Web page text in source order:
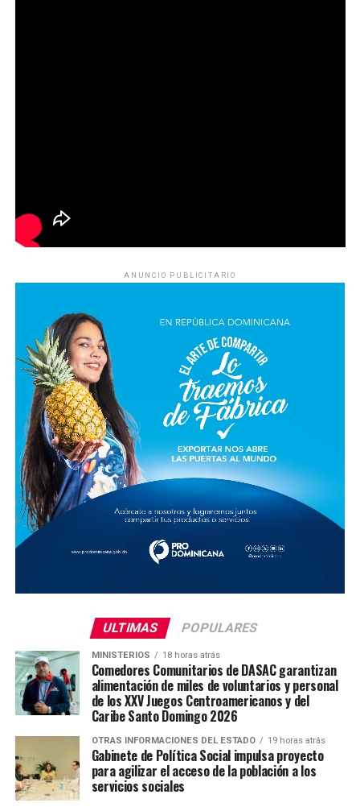
ANUNCIO PUBLICITARIO
ULTIMAS POPULARES
MINISTERIOS 18 horas atrás
Comedores Comunitarios de DASAC garantizan
alimentación de miles de voluntarios y personal
de los XXV Juegos Centroamericanos y del
Caribe Santo Domingo 2026
OTRAS INFORMACIONES DEL ESTADO 19 horas atrás
Gabinete de Política Social impulsa proyecto
para agilizar el acceso de la población a los
servicios sociales